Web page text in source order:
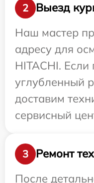
2
Выезд
Наш мастер
адресу для
HITACHI. Если
углубленный
доставим
сервисный
3
Ремонт
После